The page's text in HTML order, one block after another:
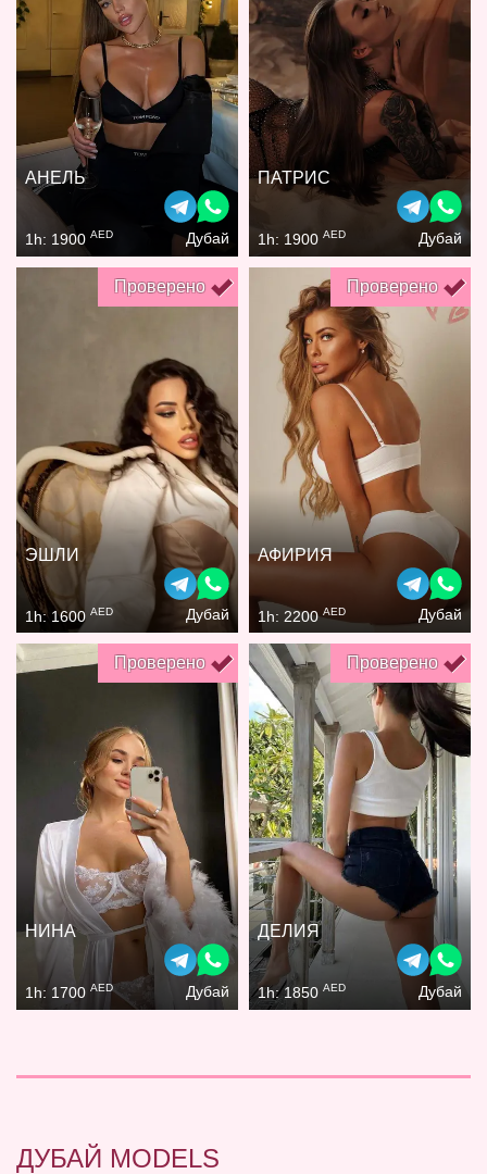
АНЕЛЬ
1h: 1900 AED Дубай
ПАТРИС
1h: 1900 AED Дубай
Проверено
ЭШЛИ
1h: 1600 AED Дубай
Проверено
АФИРИЯ
1h: 2200AED Дубай
Проверено
НИНА
1h: 1700 AED Дубай
Проверено
ДЕЛИЯ
1h: 1850 AED Дубай
ДУБАЙ MODELS